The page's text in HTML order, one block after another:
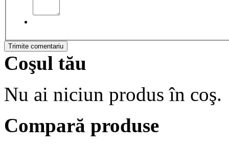
Trimite comentariu
Coşul tău
Nu ai niciun produs în coş.
Compară produse